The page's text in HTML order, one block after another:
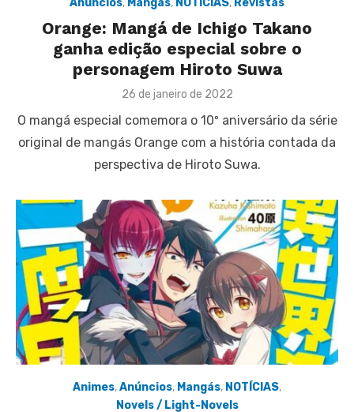
Orange: Mangá de Ichigo Takano
ganha edição especial sobre o
personagem Hiroto Suwa
Posted
26 de janeiro de 2022
O mangá especial comemora o 10º aniversário da série
original de mangás Orange com a história contada da
perspectiva de Hiroto Suwa.
Animes,Anúncios, Mangás, NOTÍCIAS,
Novels / Light-Novels